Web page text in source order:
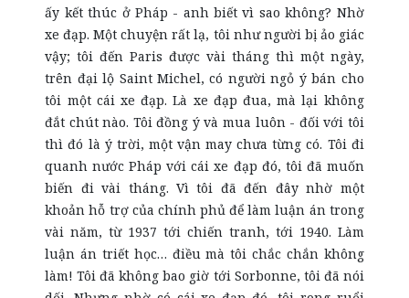
ấy kết thúc ở Pháp - anh biết vì sao không? Nhờ
xe đạp. Một chuyện rất lạ, tôi như người bị ảo giác
vậy; tôi đến Paris được vài tháng thì một ngày,
trên đại lộ Saint Michel, có người ngỏ ý bán cho
tôi một cái xe đạp. Là xe đạp đua, mà lại không
đắt chút nào. Tôi đồng ý và mua luôn - đối với tôi
thì đó là ý trời, một vận may chưa từng có. Tôi đi
quanh nước Pháp với cái xe đạp đó, tôi đã muốn
biến đi vài tháng. Vì tôi đã đến đây nhờ một
khoản hỗ trợ của chính phủ để làm luận án trong
vài năm, từ 1937 tới chiến tranh, tới 1940. Làm
luận án triết học… điều mà tôi chắc chắn không
làm! Tôi đã không bao giờ tới Sorbonne, tôi đã nói